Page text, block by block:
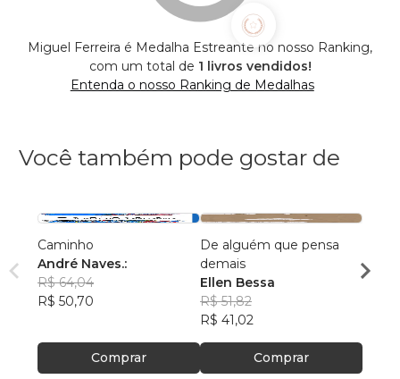
Miguel Ferreira é Medalha Estreante no nosso Ranking,
com um total de 1 livros vendidos!
Entenda o nosso Ranking de Medalhas
Você também pode gostar de
Caminho
André Naves.:
R$ 64,04
R$ 50,70
Comprar
De alguém que pensa
demais
Ellen Bessa
R$ 51,82
R$ 41,02
Comprar